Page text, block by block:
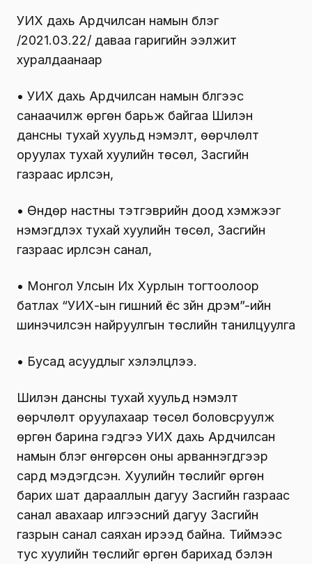
УИХ дахь Ардчилсан намын бүлэг
/2021.03.22/ даваа гаригийн ээлжит
хуралдаанаар
• УИХ дахь Ардчилсан намын бүлгээс
санаачилж өргөн барьж байгаа Шилэн
дансны тухай хуульд нэмэлт, өөрчлөлт
оруулах тухай хуулийн төсөл, Засгийн
газраас ирүүлсэн,
• Өндөр настны тэтгэврийн доод хэмжээг
нэмэгдүүлэх тухай хуулийн төсөл, Засгийн
газраас ирүүлсэн санал,
• Монгол Улсын Их Хурлын тогтоолоор
батлах “УИХ-ын гишүүний ёс зүйн дүрэм”-ийн
шинэчилсэн найруулгын төслийн танилцуулга
• Бусад асуудлыг хэлэлцлээ.
Шилэн дансны тухай хуульд нэмэлт
өөрчлөлт оруулахаар төсөл боловсруулж
өргөн барина гэдгээ УИХ дахь Ардчилсан
намын бүлэг өнгөрсөн оны арваннэгдүгээр
сард мэдэгдсэн. Хуулийн төслийг өргөн
барих шат дарааллын дагуу Засгийн газраас
санал авахаар илгээсний дагуу Засгийн
газрын санал саяхан ирээд байна. Тиймээс
тус хуулийн төслийг өргөн барихад бэлэн